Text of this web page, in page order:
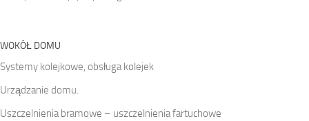
WOKÓŁ DOMU
Systemy kolejkowe, obsługa kolejek
Urządzanie domu.
Uszczelnienia bramowe – uszczelnienia fartuchowe